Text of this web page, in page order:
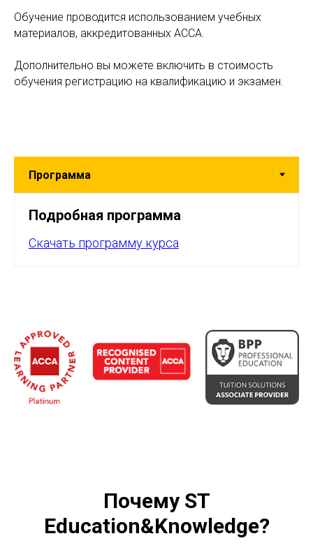
Обучение проводится использованием учебных
материалов, аккредитованных АССА.
Дополнительно вы можете включить в стоимость
обучения регистрацию на квалификацию и экзамен.
Подробная программа
Скачать программу курса
Почему ST
Education&Knowledge?